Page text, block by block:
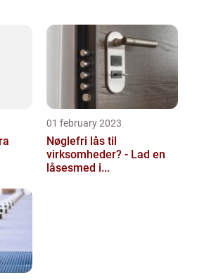
01 february 2023
Nøglefri lås til
virksomheder? - Lad en
låsesmed i...